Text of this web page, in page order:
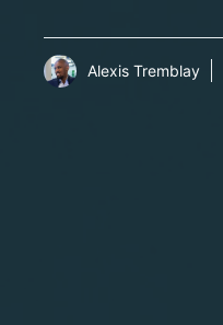
Alexis Tremblay